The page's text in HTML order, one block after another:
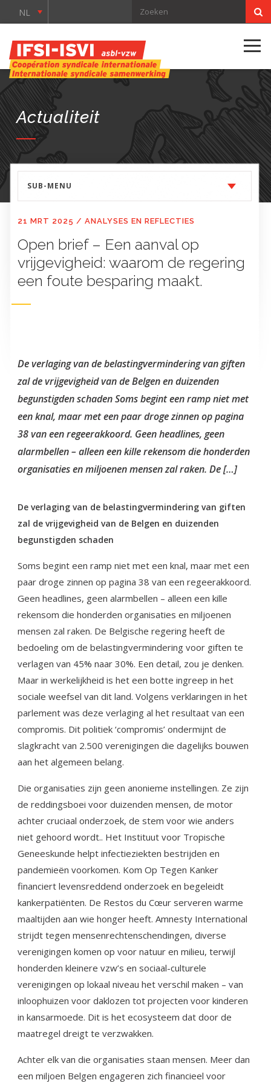
NL
Actualiteit
SUB-MENU
21 MRT 2025 / ANALYSES EN REFLECTIES
Open brief – Een aanval op
vrijgevigheid: waarom de regering
een foute besparing maakt.
De verlaging van de belastingvermindering van giften
zal de vrijgevigheid van de Belgen en duizenden
begunstigden schaden Soms begint een ramp niet met
een knal, maar met een paar droge zinnen op pagina
38 van een regeerakkoord. Geen headlines, geen
alarmbellen – alleen een kille rekensom die honderden
organisaties en miljoenen mensen zal raken. De […]
De verlaging van de belastingvermindering van giften
zal de vrijgevigheid van de Belgen en duizenden
begunstigden schaden
Soms begint een ramp niet met een knal, maar met een
paar droge zinnen op pagina 38 van een regeerakkoord.
Geen headlines, geen alarmbellen – alleen een kille
rekensom die honderden organisaties en miljoenen
mensen zal raken. De Belgische regering heeft de
bedoeling om de belastingvermindering voor giften te
verlagen van 45% naar 30%. Een detail, zou je denken.
Maar in werkelijkheid is het een botte ingreep in het
sociale weefsel van dit land. Volgens verklaringen in het
parlement was deze verlaging al het resultaat van een
compromis. Dit politiek ‘compromis’ ondermijnt de
slagkracht van 2.500 verenigingen die dagelijks bouwen
aan het algemeen belang.
Die organisaties zijn geen anonieme instellingen. Ze zijn
de reddingsboei voor duizenden mensen, de motor
achter cruciaal onderzoek, de stem voor wie anders
niet gehoord wordt.. Het Instituut voor Tropische
Geneeskunde helpt infectieziekten bestrijden en
pandemieën voorkomen. Kom Op Tegen Kanker
financiert levensreddend onderzoek en begeleidt
kankerpatiënten. De Restos du Cœur serveren warme
maaltijden aan wie honger heeft. Amnesty International
strijdt tegen mensenrechtenschendingen, diverse
verenigingen komen op voor natuur en milieu, terwijl
honderden kleinere vzw’s en sociaal-culturele
verenigingen op lokaal niveau het verschil maken – van
inloophuizen voor daklozen tot projecten voor kinderen
in kansarmoede. Dit is het ecosysteem dat door de
maatregel dreigt te verzwakken.
Achter elk van die organisaties staan mensen. Meer dan
een miljoen Belgen engageren zich financieel voor